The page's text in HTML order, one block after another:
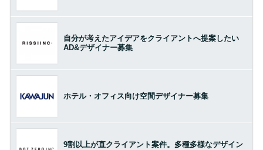
自分が考えたアイデアをクライアントへ提案したい
AD&デザイナー募集
ホテル・オフィス向け空間デザイナー募集
9割以上が直クライアント案件。多種多様なデザイン